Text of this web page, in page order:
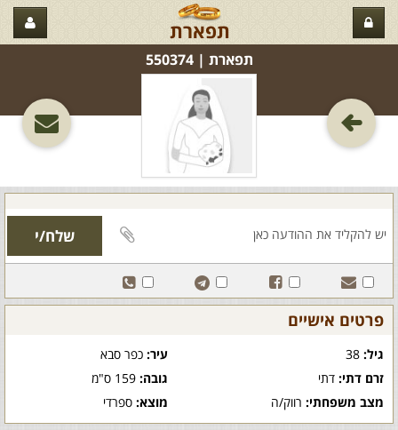
תפארת
תפארת‏ | 550374
פרטים אישיים
גיל: עיר:כפר סבא
זרם דתי: דתי גובה:159 ס"מ
מצב משפחתי: רווק/ה מוצא:ספרדי